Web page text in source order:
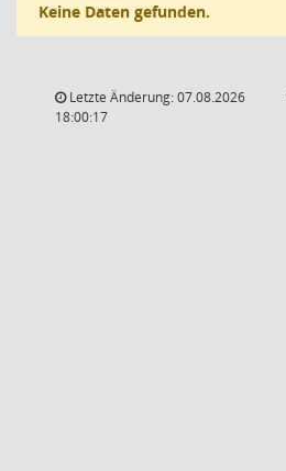
Keine Daten gefunden.
Letzte Änderung: 07.08.2026
18:00:17